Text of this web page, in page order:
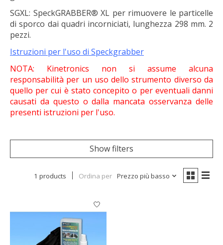
SGXL: SpeckGRABBER® XL per rimuovere le particelle
di sporco dai quadri incorniciati, lunghezza 298 mm. 2
pezzi.
Istruzioni per l'uso di Speckgrabber
NOTA: Kinetronics non si assume alcuna
responsabilità per un uso dello strumento diverso da
quello per cui è stato concepito o per eventuali danni
causati da questo o dalla mancata osservanza delle
presenti istruzioni per l'uso.
Show filters
1 products Ordina per Prezzo più basso